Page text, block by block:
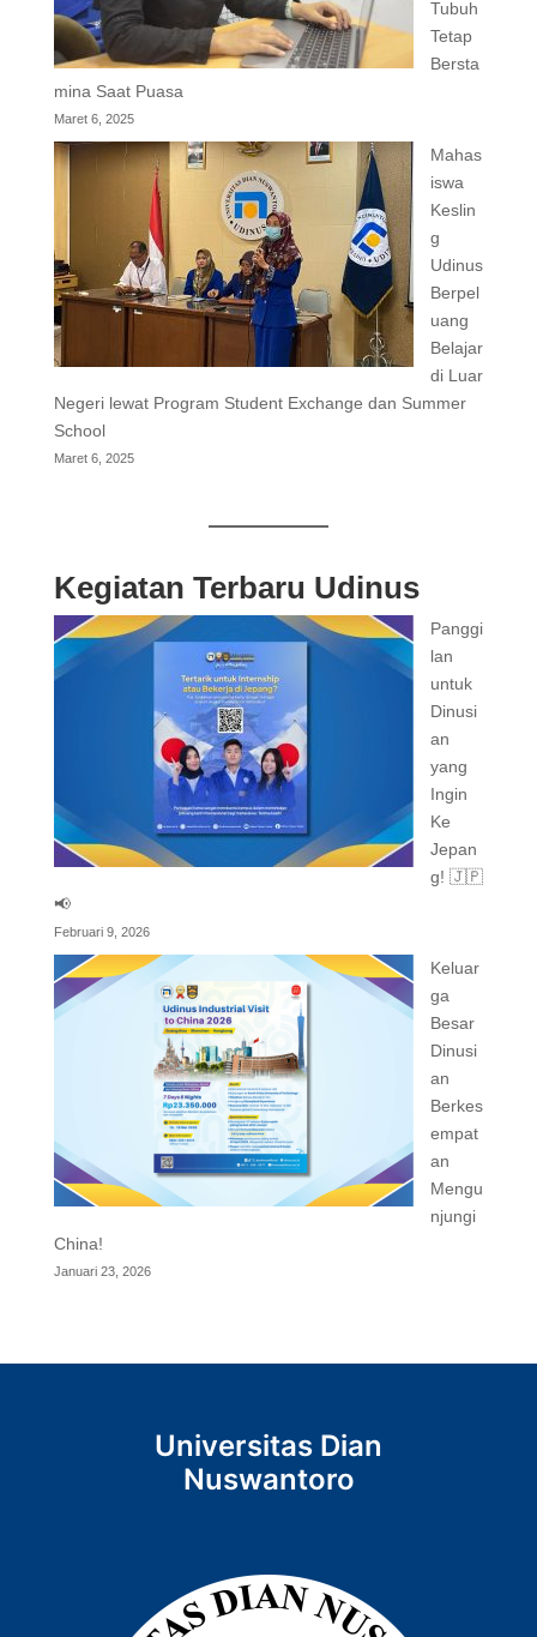
Tubuh
Tetap
Bersta
mina Saat Puasa
Maret 6, 2025
Mahas
iswa
Keslin
g
Udinus
Berpel
uang
Belajar
di Luar
Negeri lewat Program Student Exchange dan Summer
School
Maret 6, 2025
Kegiatan Terbaru Udinus
Panggi
lan
untuk
Dinusi
an
yang
Ingin
Ke
Jepan
g! 🇯🇵
📢
Februari 9, 2026
Keluar
ga
Besar
Dinusi
an
Berkes
empat
an
Mengu
njungi
China!
Januari 23, 2026
Universitas Dian
Nuswantoro